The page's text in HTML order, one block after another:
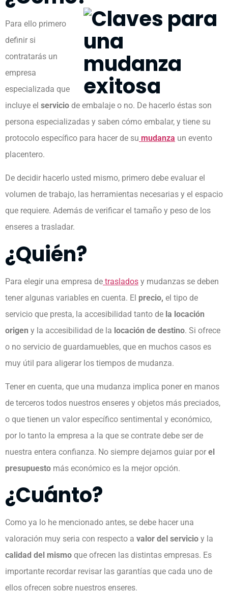
Para ello primero
definir si
contratarás un
empresa
especializada que
incluye el servicio de embalaje o no. De hacerlo éstas son
persona especializadas y saben cómo embalar, y tiene su
protocolo específico para hacer de su mudanza un evento
placentero.
De decidir hacerlo usted mismo, primero debe evaluar el
volumen de trabajo, las herramientas necesarias y el espacio
que requiere. Además de verificar el tamaño y peso de los
enseres a trasladar.
¿Quién?
Para elegir una empresa de traslados y mudanzas se deben
tener algunas variables en cuenta. El precio, el tipo de
servicio que presta, la accesibilidad tanto de la locación
origen y la accesibilidad de la locación de destino. Si ofrece
o no servicio de guardamuebles, que en muchos casos es
muy útil para aligerar los tiempos de mudanza.
Tener en cuenta, que una mudanza implica poner en manos
de terceros todos nuestros enseres y objetos más preciados,
o que tienen un valor específico sentimental y económico,
por lo tanto la empresa a la que se contrate debe ser de
nuestra entera confianza. No siempre dejarnos guiar por el
presupuesto más económico es la mejor opción.
¿Cuánto?
Como ya lo he mencionado antes, se debe hacer una
valoración muy seria con respecto a valor del servicio y la
calidad del mismo que ofrecen las distintas empresas. Es
importante recordar revisar las garantías que cada uno de
ellos ofrecen sobre nuestros enseres.